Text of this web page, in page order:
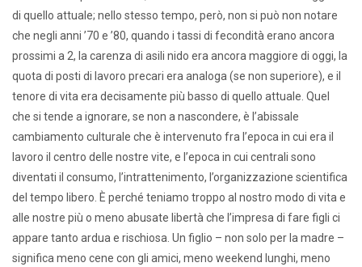
di quello attuale; nello stesso tempo, però, non si può non notare
che negli anni ’70 e ’80, quando i tassi di fecondità erano ancora
prossimi a 2, la carenza di asili nido era ancora maggiore di oggi, la
quota di posti di lavoro precari era analoga (se non superiore), e il
tenore di vita era decisamente più basso di quello attuale. Quel
che si tende a ignorare, se non a nascondere, è l’abissale
cambiamento culturale che è intervenuto fra l’epoca in cui era il
lavoro il centro delle nostre vite, e l’epoca in cui centrali sono
diventati il consumo, l’intrattenimento, l’organizzazione scientifica
del tempo libero. È perché teniamo troppo al nostro modo di vita e
alle nostre più o meno abusate libertà che l’impresa di fare figli ci
appare tanto ardua e rischiosa. Un figlio – non solo per la madre –
significa meno cene con gli amici, meno weekend lunghi, meno